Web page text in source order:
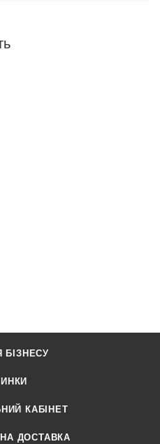
БІЗНЕСУ
КАБІНЕТ
ДОСТАВКА